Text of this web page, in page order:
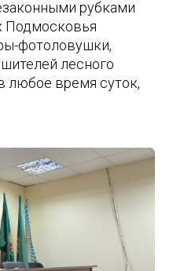
рубками
Подмосковья
фотоловушки,
лесного
любое время суток,